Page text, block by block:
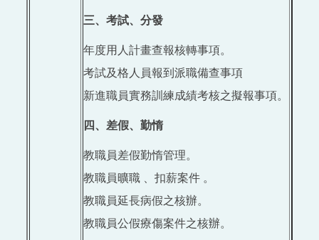
三、考試、分發
年度用人計畫查報核轉事項。
考試及格人員報到派職備查事項
新進職員實務訓練成績考核之擬報事項。
四、差假、勤惰
教職員差假勤惰管理。
教職員曠職 、扣薪案件 。
教職員延長病假之核辦。
教職員公假療傷案件之核辦。